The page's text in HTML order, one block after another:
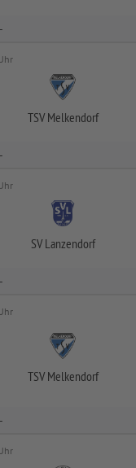
-
TSV Melkendorf
-
SV Lanzendorf
-
TSV Melkendorf
-